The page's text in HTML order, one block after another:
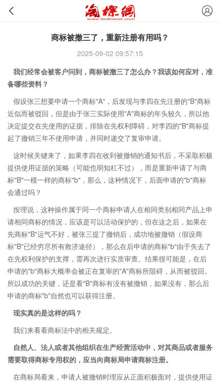
商标被撤三了，重新注册有用吗？
2025-09-02 09:57:15
我们经常会被客户问到，商标被撤三了怎么办？我该如何应对，准
备哪些资料？
假设张三想要申请一个商标"A"，后发现与李四在先注册的"B"商标
近似而被驳回，但是由于张三实际使用"A"商标的年头较久，所以他
决定提交在先使用的证据，排除在先权利障碍，对李四的"B"商标提
起了撤销三年不使用申请，并同时递交了复审申请。
这时候关键来了，如果李四在收到被撤销的通知书后，不采取积极
提供使用证据的策略（可能也明知杠不过），而是重新申请了与商
标"B"一模一样的商标"b"，那么，这种情况下，后面申请的"b"商标
会通过吗？
按理说，这种操作属于同一个商标申请人在相同类别相同产品上申
请相同商标的情况，应该是可以活动保护的，但在这之后，如果在
先商标"B"运气不好，被张三提了撤销后，成功地被撤销（假设商
标"B"已经穷尽所有救济途径），那么在后申请的商标"b"由于失去了
在先权利保护的支撑，需再次进行实质审查。结果很可能是，在后
申请的"b"商标大概率会被正在复审的"A"商标所阻碍，从而被驳回。
所以成功的关键，还是看"B"商标有没有被撤销，如果没有，那么后
申请的商标"b"自然也可以获得注册。
现实真的是这样的吗？
我们来看看商标法中的相关规定。
自然人、法人或者其他组织在生产经营活动中，对其商品或者服务
需要取得商标专用权的，应当向商标局申请商标注册。
在商标局看来，申请人被撤销时理应从正面积极面对，提供使用证